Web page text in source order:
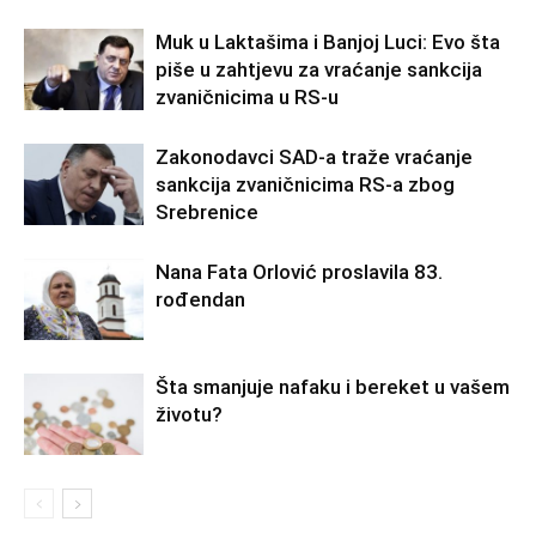
Muk u Laktašima i Banjoj Luci: Evo šta
piše u zahtjevu za vraćanje sankcija
zvaničnicima u RS-u
Zakonodavci SAD-a traže vraćanje
sankcija zvaničnicima RS-a zbog
Srebrenice
Nana Fata Orlović proslavila 83.
rođendan
Šta smanjuje nafaku i bereket u vašem
životu?